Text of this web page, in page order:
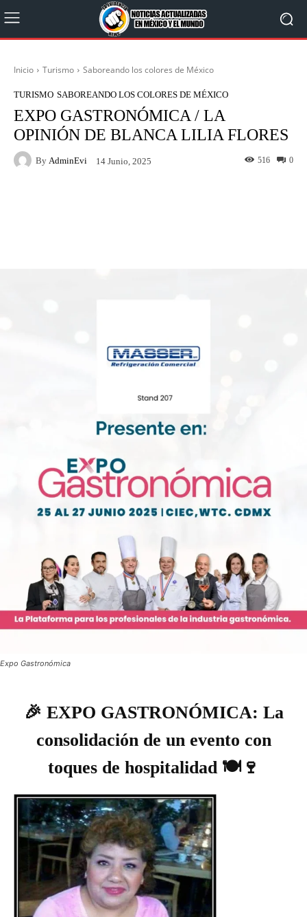
Inicio Turismo Saboreando los colores de México
TURISMO SABOREANDO LOS COLORES DE MÉXICO
EXPO GASTRONÓMICA / LA
OPINIÓN DE BLANCA LILIA FLORES
By AdminEvi 14 Junio, 2025 0
516
Expo Gastronómica
🎉 EXPO GASTRONÓMICA: La
consolidación de un evento con
toques de hospitalidad 🍽️🍷